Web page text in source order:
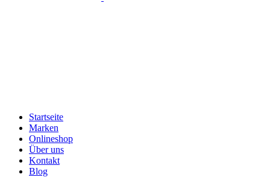
Startseite
Marken
Onlineshop
Über uns
Kontakt
Blog